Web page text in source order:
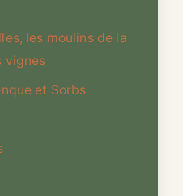
les moulins de la
vignes
et Sorbs